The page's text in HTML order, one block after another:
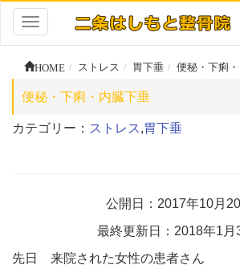
Toggle
navigation
HOME ストレス 胃下垂 便秘・下痢
便秘・下痢・内臓下垂
カテゴリー： ストレス ,胃下垂
公開日：2017年10月
最終更新日：2018年1月
先日 来院された女性の患者さん